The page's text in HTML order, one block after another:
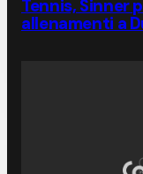
Tennis, Sinner
allenamenti a